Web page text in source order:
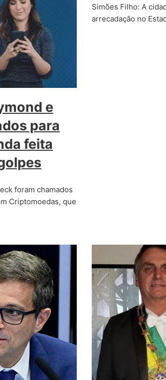
e
para
feita
foram chamados
Criptomoedas, que
Simões Filho: A
arrecadação no